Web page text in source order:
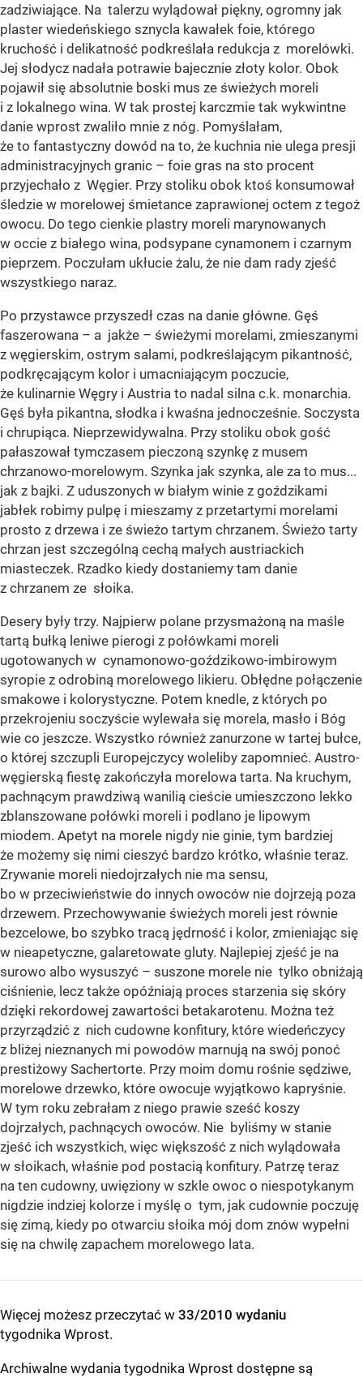
zadziwiające. Na talerzu wylądował piękny, ogromny jak
plaster wiedeńskiego sznycla kawałek foie, którego
kruchość i delikatność podkreślała redukcja z morelówki.
Jej słodycz nadała potrawie bajecznie złoty kolor. Obok
pojawił się absolutnie boski mus ze świeżych moreli
i z lokalnego wina. W tak prostej karczmie tak wykwintne
danie wprost zwaliło mnie z nóg. Pomyślałam,
że to fantastyczny dowód na to, że kuchnia nie ulega presji
administracyjnych granic – foie gras na sto procent
przyjechało z Węgier. Przy stoliku obok ktoś konsumował
śledzie w morelowej śmietance zaprawionej octem z tegoż
owocu. Do tego cienkie plastry moreli marynowanych
w occie z białego wina, podsypane cynamonem i czarnym
pieprzem. Poczułam ukłucie żalu, że nie dam rady zjeść
wszystkiego naraz.
Po przystawce przyszedł czas na danie główne. Gęś
faszerowana – a jakże – świeżymi morelami, zmieszanymi
z węgierskim, ostrym salami, podkreślającym pikantność,
podkręcającym kolor i umacniającym poczucie,
że kulinarnie Węgry i Austria to nadal silna c.k. monarchia.
Gęś była pikantna, słodka i kwaśna jednocześnie. Soczysta
i chrupiąca. Nieprzewidywalna. Przy stoliku obok gość
pałaszował tymczasem pieczoną szynkę z musem
chrzanowo-morelowym. Szynka jak szynka, ale za to mus...
jak z bajki. Z uduszonych w białym winie z goździkami
jabłek robimy pulpę i mieszamy z przetartymi morelami
prosto z drzewa i ze świeżo tartym chrzanem. Świeżo tarty
chrzan jest szczególną cechą małych austriackich
miasteczek. Rzadko kiedy dostaniemy tam danie
z chrzanem ze słoika.
Desery były trzy. Najpierw polane przysmażoną na maśle
tartą bułką leniwe pierogi z połówkami moreli
ugotowanych w cynamonowo-goździkowo-imbirowym
syropie z odrobiną morelowego likieru. Obłędne połączenie
smakowe i kolorystyczne. Potem knedle, z których po
przekrojeniu soczyście wylewała się morela, masło i Bóg
wie co jeszcze. Wszystko również zanurzone w tartej bułce,
o której szczupli Europejczycy woleliby zapomnieć. Austro-
węgierską fiestę zakończyła morelowa tarta. Na kruchym,
pachnącym prawdziwą wanilią cieście umieszczono lekko
zblanszowane połówki moreli i podlano je lipowym
miodem. Apetyt na morele nigdy nie ginie, tym bardziej
że możemy się nimi cieszyć bardzo krótko, właśnie teraz.
Zrywanie moreli niedojrzałych nie ma sensu,
bo w przeciwieństwie do innych owoców nie dojrzeją poza
drzewem. Przechowywanie świeżych moreli jest równie
bezcelowe, bo szybko tracą jędrność i kolor, zmieniając się
w nieapetyczne, galaretowate gluty. Najlepiej zjeść je na
surowo albo wysuszyć – suszone morele nie tylko obniżają
ciśnienie, lecz także opóźniają proces starzenia się skóry
dzięki rekordowej zawartości betakarotenu. Można też
przyrządzić z nich cudowne konfitury, które wiedeńczycy
z bliżej nieznanych mi powodów marnują na swój ponoć
prestiżowy Sachertorte. Przy moim domu rośnie sędziwe,
morelowe drzewko, które owocuje wyjątkowo kapryśnie.
W tym roku zebrałam z niego prawie sześć koszy
dojrzałych, pachnących owoców. Nie byliśmy w stanie
zjeść ich wszystkich, więc większość z nich wylądowała
w słoikach, właśnie pod postacią konfitury. Patrzę teraz
na ten cudowny, uwięziony w szkle owoc o niespotykanym
nigdzie indziej kolorze i myślę o tym, jak cudownie poczuję
się zimą, kiedy po otwarciu słoika mój dom znów wypełni
się na chwilę zapachem morelowego lata.
Więcej możesz przeczytać w 33/2010 wydaniu
tygodnika Wprost.
Archiwalne wydania tygodnika Wprost dostępne są